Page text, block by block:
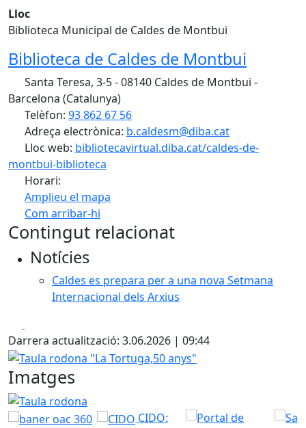
Lloc
Biblioteca Municipal de Caldes de Montbui
Biblioteca de Caldes de Montbui
Santa Teresa, 3-5 - 08140 Caldes de Montbui -
Barcelona (Catalunya)
Telèfon: 93 862 67 56
Adreça electrònica: b.caldesm@diba.cat
Lloc web: bibliotecavirtual.diba.cat/caldes-de-
montbui-biblioteca
Horari:
Amplieu el mapa
Com arribar-hi
+
Contingut relacionat
Notícies
Caldes es prepara per a una nova Setmana
Internacional dels Arxius
Darrera actualització: 3.06.2026 | 09:44
Taula rodona "La Tortuga,50 anys"
Imatges
Taula rodona "La Tortuga,50 anys"
CIDO: